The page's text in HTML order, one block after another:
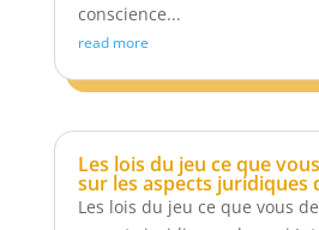
conscience...
read more
Les lois du jeu ce que
sur les aspects juridiques
Les lois du jeu ce que vous